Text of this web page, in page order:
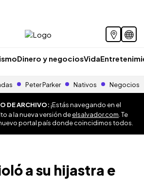
Dinero y negociosVida
Peter Parker Nativos Negocios
DE ARCHIVO:¡Estás navegando en el
a la nueva versión deelsalvador.com . Te
portal país donde coincidimos todos.
a su hijastra e